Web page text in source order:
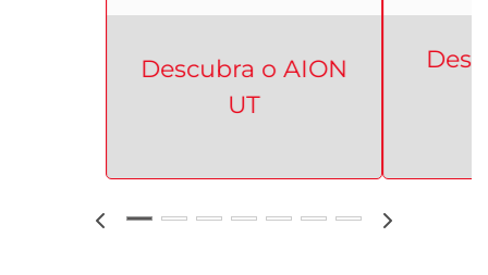
Descubra o AION
UT